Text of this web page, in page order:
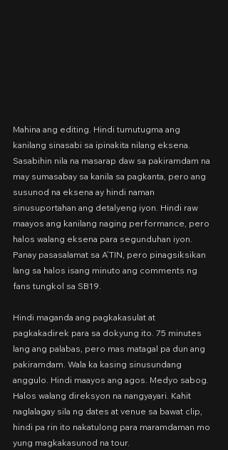
Mahina ang editing. Hindi tumutugma ang
kanilang sinasabi sa ipinakita nilang eksena.
Sasabihin nila na masarap daw sa pakiramdam na
may sumasabay sa kanila sa pagkanta, pero ang
susunod na eksena ay hindi naman
sinusuportahan ang detalyeng iyon. Hindi raw
maayos ang kanilang naging performance, pero
halos walang eksena para segunduhan iyon.
Panay pasasalamat sa A’TIN, pero pinagsiksikan
lang sa halos isang minuto ang comments ng
fans tungkol sa SB19.
Hindi maganda ang pagkakasulat at
pagkakadirek para sa dokyung ito. 75 minutes
lang ang palabas, pero mas matagal pa dun ang
pakiramdam. Wala ka kasing sinusundang
anggulo. Hindi maayos ang agos. Medyo sabog.
Halos walang direksyon na nangyayari. Kahit
naglalagay sila ng dates at venue sa bawat clip,
hindi pa rin ito nakatulong para maramdaman mo
yung magkakasunod na tour.